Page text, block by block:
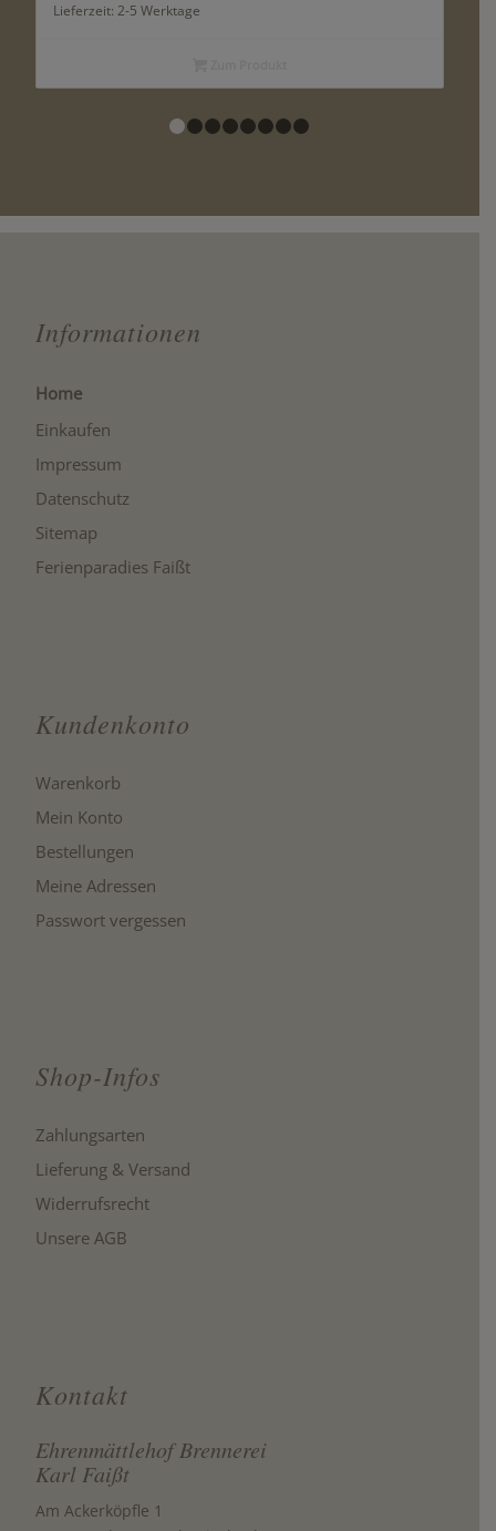
Lieferzeit:2-5 Werktage
1 2
Informationen
Home
Einkaufen
Impressum
Datenschutz
Sitemap
Ferienparadies Faißt
Kundenkonto
Warenkorb
Mein Konto
Bestellungen
Meine Adressen
Passwort vergessen
Shop-Infos
Zahlungsarten
Lieferung & Versand
Widerrufsrecht
Unsere AGB
Kontakt
Ehrenmättlehof Brennerei
Karl Faißt
Am Ackerköpfle 1